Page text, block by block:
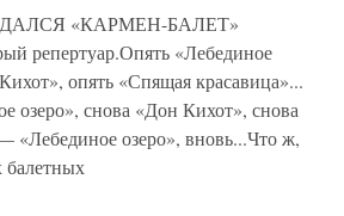
«КАРМЕН-БАЛЕТ»
репертуар.Опять «Лебединое
опять «Спящая красавица»...
озеро», снова «Дон Кихот», снова
«Лебединое озеро», вновь...Что ж,
балетных